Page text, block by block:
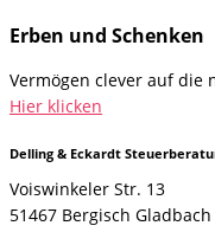
Erben und Schenken
Vermögen clever auf die
Hier klicken
Delling & Eckardt
Voiswinkeler Str. 13
51467 Bergisch Gladbach